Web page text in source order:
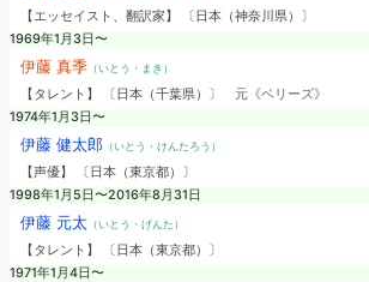
【エッセイスト、翻訳家】 〔日本（神奈川県）〕
1969年1月3日〜
伊藤 真季（いとう・まき）
【タレント】 〔日本（千葉県）〕 元《ベリーズ》
1974年1月3日〜
伊藤 健太郎（いとう・けんたろう）
【声優】 〔日本（東京都）〕
1998年1月5日〜2016年8月31日
伊藤 元太（いとう・げんた）
【タレント】 〔日本（東京都）〕
1971年1月4日〜